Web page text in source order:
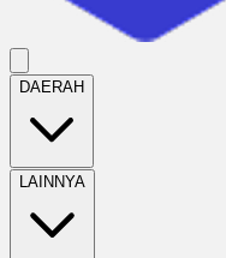
DAERAH
LAINNYA